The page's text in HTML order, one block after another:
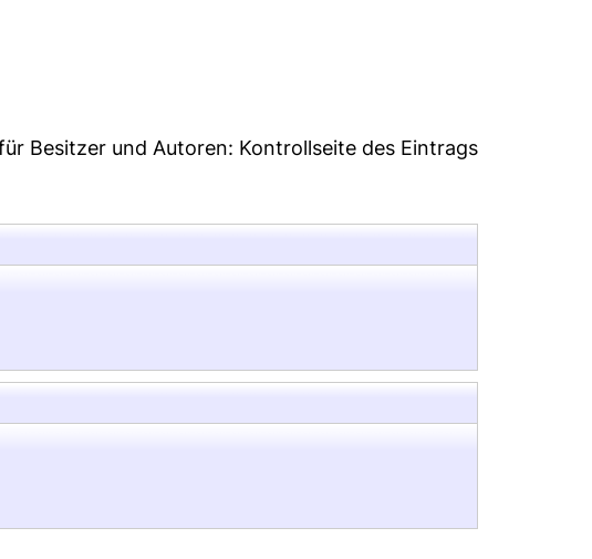
Besitzer und Autoren: Kontrollseite des Eintrags